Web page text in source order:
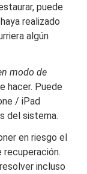
puede
realizado
algún
modo de
hacer. Puede
/ iPad
del sistema.
en riesgo el
recuperación.
incluso